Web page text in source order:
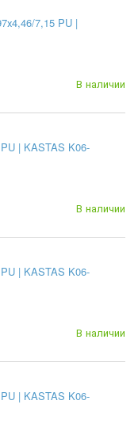
7,15 PU |
В наличии
| KASTAS K06-
В наличии
| KASTAS K06-
В наличии
| KASTAS K06-